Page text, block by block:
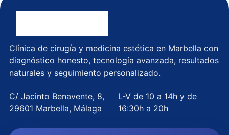
Clínica de cirugía y medicina estética en Marbella con
diagnóstico honesto, tecnología avanzada, resultados
naturales y seguimiento personalizado.
C/ Jacinto Benavente, 8,
29601 Marbella, Málaga
L-V de 10 a 14h y de
16:30h a 20h